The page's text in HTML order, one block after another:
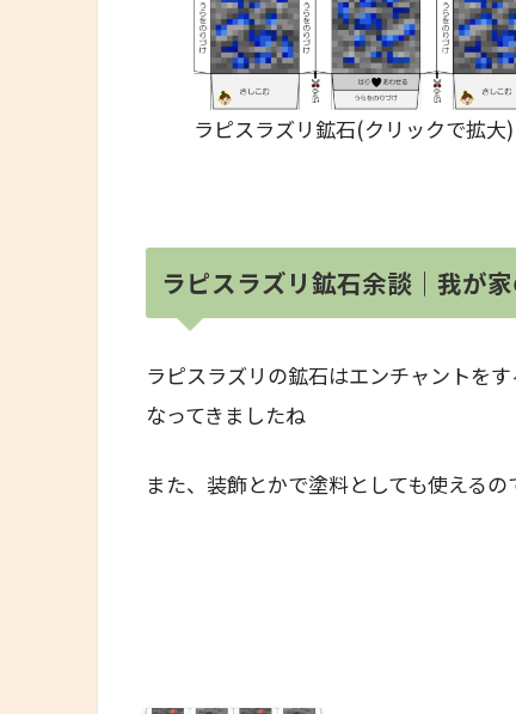
ラピスラズリ鉱石(クリックで拡大)
ラピスラズリ鉱石余談｜我が
ラピスラズリの鉱石はエンチャントを
なってきましたね
また、装飾とかで塗料としても使える